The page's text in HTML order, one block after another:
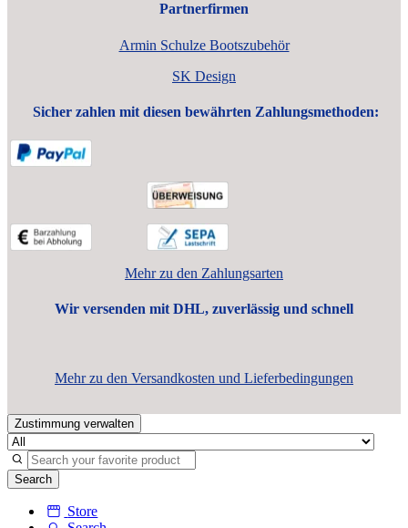
Partnerfirmen
Armin Schulze Bootszubehör
SK Design
Sicher zahlen mit diesen bewährten Zahlungsmethoden:
Mehr zu den Zahlungsarten
Wir versenden mit DHL, zuverlässig und schnell
Mehr zu den Versandkosten und Lieferbedingungen
Zustimmung verwalten
Search
Store